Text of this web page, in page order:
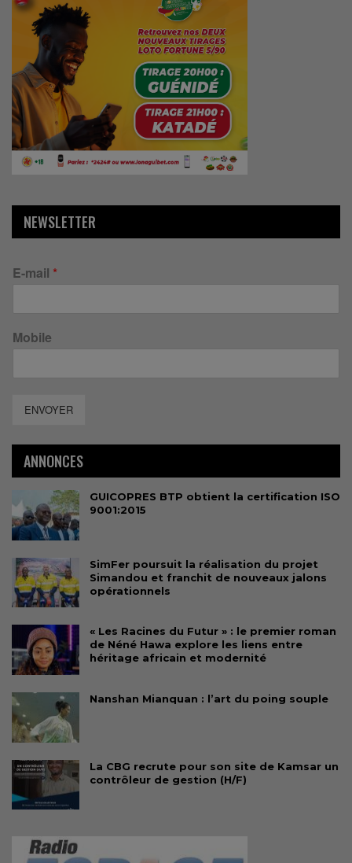
NEWSLETTER
E-mail *
Mobile
ENVOYER
ANNONCES
GUICOPRES BTP obtient la certification ISO
9001:2015
SimFer poursuit la réalisation du projet
Simandou et franchit de nouveaux jalons
opérationnels
« Les Racines du Futur » : le premier roman
de Néné Hawa explore les liens entre
héritage africain et modernité
Nanshan Mianquan : l’art du poing souple
La CBG recrute pour son site de Kamsar un
contrôleur de gestion (H/F)